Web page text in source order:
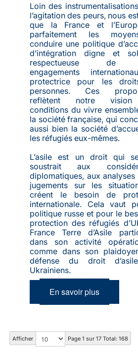
Loin des
l’agitation des peurs, nous
que la France et
parfaitement les
conduire une politique
d’intégration digne et
respectueuse de
engagements
protectrice pour les
personnes. Ces
reflètent notre
conditions du vivre
la société française, qui
aussi bien la société
les réfugiés eux-mêmes.
L’asile est un droit qui
soustrait aux
diplomatiques, aux analyses
jugements sur les
créent le besoin de
internationale. Cela vaut
politique russe et pour le
protection des réfugiés
France Terre d’Asile
dans son activité
comme dans son
défense du droit
Ukrainiens.
En savoir plus
Afficher Page 1 sur 17 Total: 168